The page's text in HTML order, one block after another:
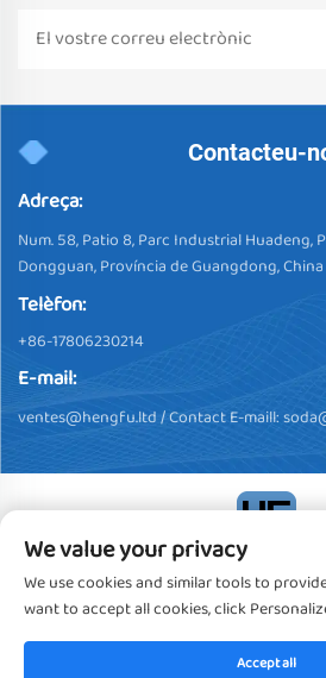
Contacteu-
Adreça:
Num. 58, Patio 8, Parc Industrial Huadeng,
Dongguan, Província de Guangdong, China
Telèfon:
+86-17806230214
E-mail:
ventes@hengfu.ltd/ Contact E-maill:
Drets d'autor © 2024, Dongguan Hengfu
Tots els drets reservatsPolítica de
We value your privacy
We use cookies and similar tools to
want to accept all cookies, click
Accept all